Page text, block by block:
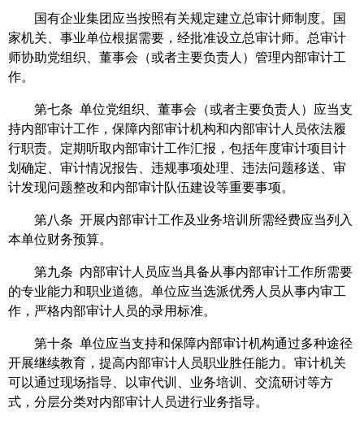
国有企业集团应当按照有关规定建立总审计师制度。国
家机关、事业单位根据需要，经批准设立总审计师。总审计
师协助党组织、董事会（或者主要负责人）管理内部审计工
作。
第七条 单位党组织、董事会（或者主要负责人）应当支
持内部审计工作，保障内部审计机构和内部审计人员依法履
行职责。定期听取内部审计工作汇报，包括年度审计项目计
划确定、审计情况报告、违规事项处理、违法问题移送、审
计发现问题整改和内部审计队伍建设等重要事项。
第八条 开展内部审计工作及业务培训所需经费应当列入
本单位财务预算。
第九条 内部审计人员应当具备从事内部审计工作所需要
的专业能力和职业道德。单位应当选派优秀人员从事内审工
作，严格内部审计人员的录用标准。
第十条 单位应当支持和保障内部审计机构通过多种途径
开展继续教育，提高内部审计人员职业胜任能力。审计机关
可以通过现场指导、以审代训、业务培训、交流研讨等方
式，分层分类对内部审计人员进行业务指导。